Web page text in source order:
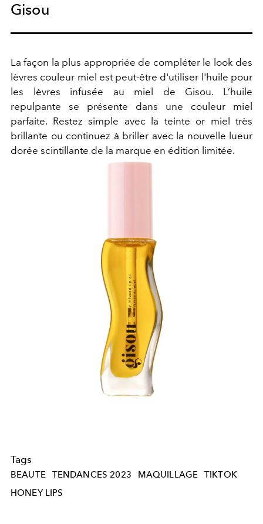
Gisou
La façon la plus appropriée de compléter le look des
lèvres couleur miel est peut-être d'utiliser l'huile pour
les lèvres infusée au miel de Gisou. L’huile
repulpante se présente dans une couleur miel
parfaite. Restez simple avec la teinte or miel très
brillante ou continuez à briller avec la nouvelle lueur
dorée scintillante de la marque en édition limitée.
Tags
BEAUTE TENDANCES 2023 MAQUILLAGE
TIKTOK
HONEY LIPS